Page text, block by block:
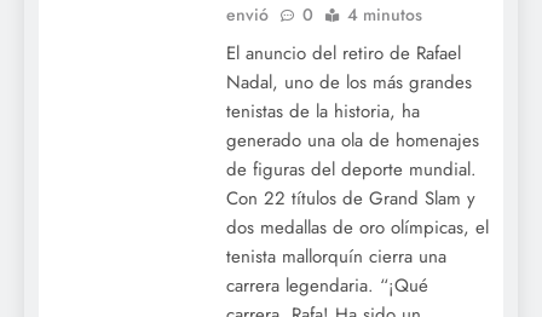
envió
0 4 minutos
El anuncio del retiro de Rafael
Nadal, uno de los más grandes
tenistas de la historia, ha
generado una ola de homenajes
de figuras del deporte mundial.
Con 22 títulos de Grand Slam y
dos medallas de oro olímpicas, el
tenista mallorquín cierra una
carrera legendaria. “¡Qué